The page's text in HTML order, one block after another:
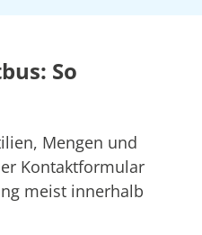
So
Mengen und
Kontaktformular
meist innerhalb